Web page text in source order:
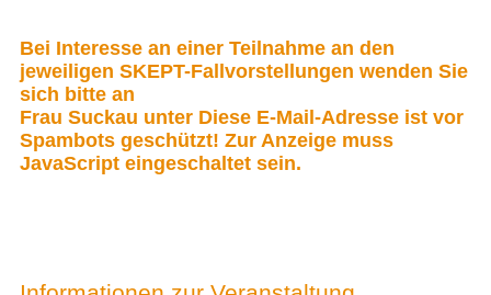
Bei Interesse an einer Teilnahme an den
jeweiligen SKEPT-Fallvorstellungen wenden Sie
sich bitte an
Frau Suckau unter Diese E-Mail-Adresse ist vor
Spambots geschützt! Zur Anzeige muss
JavaScript eingeschaltet sein.